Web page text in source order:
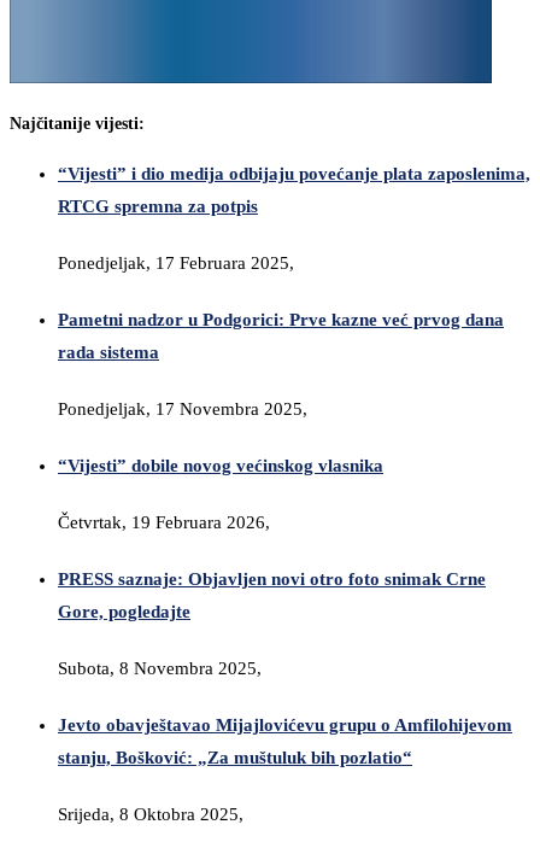
Najčitanije vijesti:
“Vijesti” i dio medija odbijaju povećanje plata zaposlenima,
RTCG spremna za potpis
Ponedjeljak, 17 Februara 2025,
Pametni nadzor u Podgorici: Prve kazne već prvog dana
rada sistema
Ponedjeljak, 17 Novembra 2025,
“Vijesti” dobile novog većinskog vlasnika
Četvrtak, 19 Februara 2026,
PRESS saznaje: Objavljen novi otro foto snimak Crne
Gore, pogledajte
Subota, 8 Novembra 2025,
Jevto obavještavao Mijajlovićevu grupu o Amfilohijevom
stanju, Bošković: „Za muštuluk bih pozlatio“
Srijeda, 8 Oktobra 2025,